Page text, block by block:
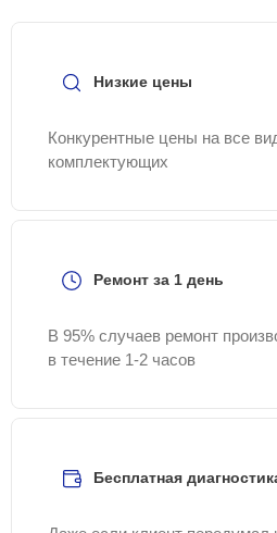
Низкие цены
Конкурентные цены на все
комплектующих
Ремонт за 1 день
В 95% случаев ремонт
в течение 1-2 часов
Бесплатная